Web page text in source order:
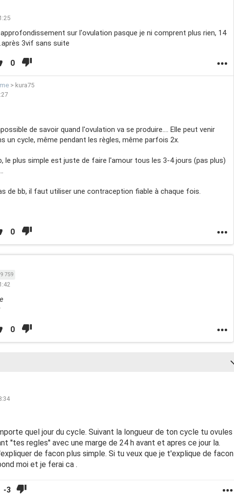
sur l'ovulation pasque je ni comprent plus rien, 14
3vif sans suite
0
> kura75
de savoir quand l'ovulation va se produire.... Elle peut venir
un cycle, même pendant les règles, même parfois 2x.
le plus simple est juste de faire l'amour tous les 3-4 jours (pas plus)
de bb, il faut utiliser une contraception fiable à chaque fois.
0
759
0
quel jour du cycle. Suivant la longueur de ton cycle tu ovules
''tes regles'' avec une marge de 24 h avant et apres ce jour la.
de facon plus simple. Si tu veux que je t'explique de facon
moi et je ferai ca .
-3